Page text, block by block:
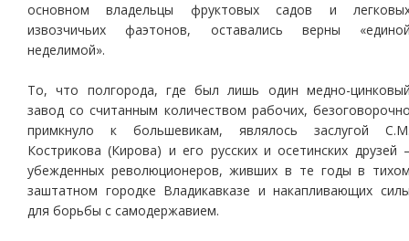
основном владельцы фруктовых садов и
извозчичьих фаэтонов, оставались верны
неделимой».
То, что полгорода, где был лишь один медно-
завод со считанным количеством рабочих,
примкнуло к большевикам, являлось заслугой
Кострикова (Кирова) и его русских и осетинских друзей
убежденных революционеров, живших в те годы в
заштатном городке Владикавказе и накапливающих
для борьбы с самодержавием.